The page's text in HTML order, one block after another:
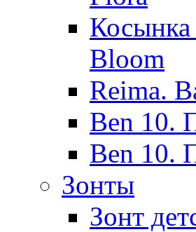
Bloom
Reima.
Ben 10.
Ben 10.
Зонты
Зонт